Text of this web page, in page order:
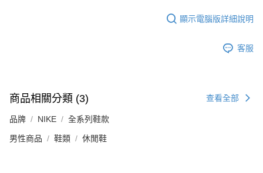
顯示電腦版詳細說明
客服
商品相關分類 (3) 查看全部
品牌 NIKE 全系列鞋款
男性商品 鞋類 休閒鞋